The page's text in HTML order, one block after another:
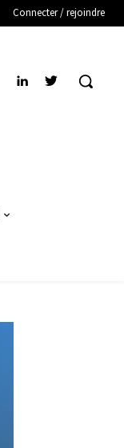
Connecter / rejoindre